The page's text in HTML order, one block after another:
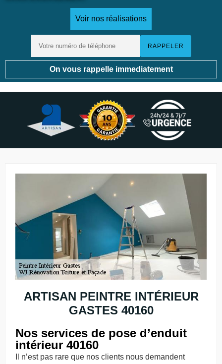
Voir nos réalisations
On vous rappelle immediatement
ARTISAN PEINTRE INTÉRIEUR
GASTES 40160
Nos services de pose d’enduit
intérieur 40160
Il n’est pas rare que nos clients nous demandent